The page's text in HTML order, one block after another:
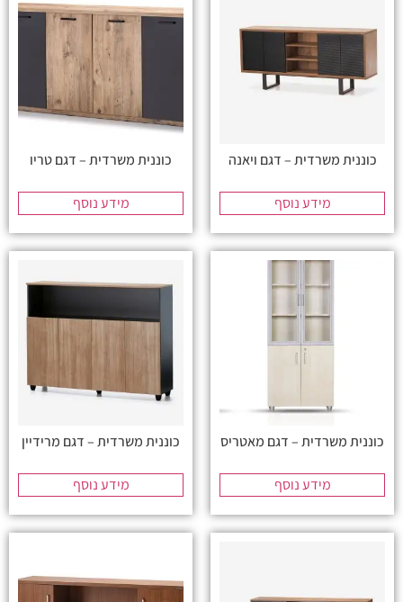
כוננית משרדית – דגם ויאנה
מידע נוסף
כוננית משרדית – דגם טריו
מידע נוסף
כוננית משרדית – דגם מאטריס
מידע נוסף
כוננית משרדית – דגם מרידיין
מידע נוסף